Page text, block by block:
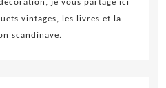
je vous partage ici
vintages, les livres et la
scandinave.